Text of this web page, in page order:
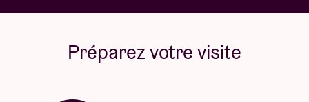
Préparez votre visite